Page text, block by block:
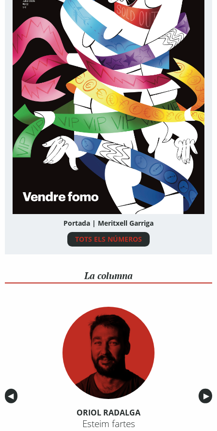
Portada | Meritxell Garriga
TOTS ELS NÚMEROS
La columna
Anterior
◀︎ ▶︎
ORIOL RADALGA
Esteim fartes